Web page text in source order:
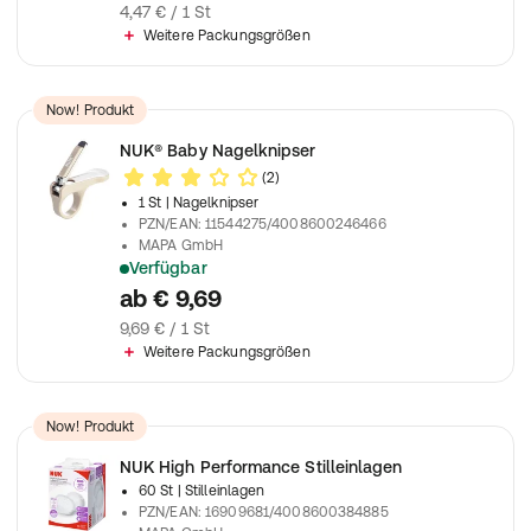
4,47 € / 1 St
Weitere Packungsgrößen
Now! Produkt
NUK® Baby Nagelknipser
(2)
1 St
| Nagelknipser
PZN/EAN:11544275/4008600246466
MAPA GmbH
Verfügbar
Für die einfache und sanfte Nagelpflege
ab € 9,69
9,69 € / 1 St
Weitere Packungsgrößen
Now! Produkt
NUK High Performance Stilleinlagen
60 St
| Stilleinlagen
PZN/EAN:16909681/4008600384885